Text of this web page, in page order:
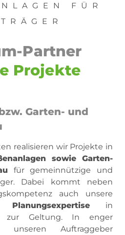
FÜR
Partner
Projekte
Garten- und
realisieren wir Projekte in
sowie Garten-
für gemeinnützige und
Dabei kommt neben
auch unsere
in
zur Geltung. In enger
Auftraggeber